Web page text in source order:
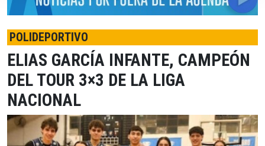
POLIDEPORTIVO
ELIAS GARCÍA INFANTE, CAMPEÓN
DEL TOUR 3×3 DE LA LIGA
NACIONAL